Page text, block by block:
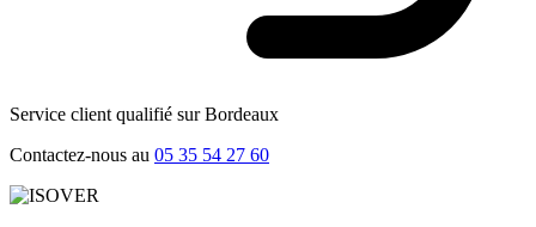
Service client qualifié sur Bordeaux
Contactez-nous au 05 35 54 27 60